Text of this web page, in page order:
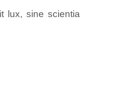
lux, sine scientia